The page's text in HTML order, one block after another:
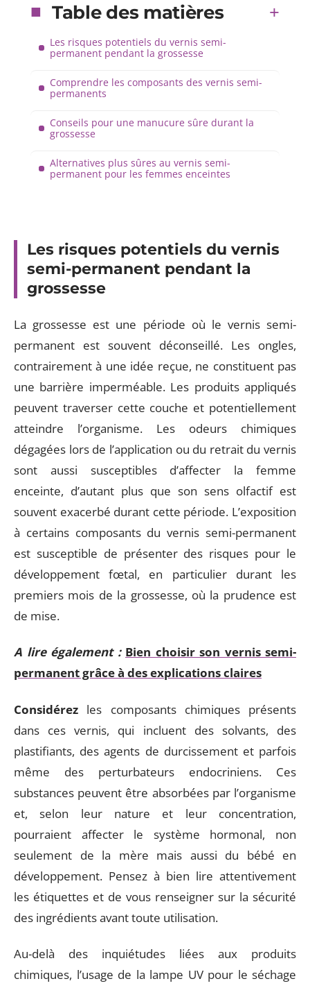
Table des matières
Les risques potentiels du vernis semi-
permanent pendant la grossesse
Comprendre les composants des vernis semi-
permanents
Conseils pour une manucure sûre durant la
grossesse
Alternatives plus sûres au vernis semi-
permanent pour les femmes enceintes
Les risques potentiels du vernis
semi-permanent pendant la
grossesse
La grossesse est une période où le vernis semi-
permanent est souvent déconseillé. Les ongles,
contrairement à une idée reçue, ne constituent pas
une barrière imperméable. Les produits appliqués
peuvent traverser cette couche et potentiellement
atteindre l’organisme. Les odeurs chimiques
dégagées lors de l’application ou du retrait du vernis
sont aussi susceptibles d’affecter la femme
enceinte, d’autant plus que son sens olfactif est
souvent exacerbé durant cette période. L’exposition
à certains composants du vernis semi-permanent
est susceptible de présenter des risques pour le
développement fœtal, en particulier durant les
premiers mois de la grossesse, où la prudence est
de mise.
A lire également : Bien choisir son vernis semi-
permanent grâce à des explications claires
Considérez les composants chimiques présents
dans ces vernis, qui incluent des solvants, des
plastifiants, des agents de durcissement et parfois
même des perturbateurs endocriniens. Ces
substances peuvent être absorbées par l’organisme
et, selon leur nature et leur concentration,
pourraient affecter le système hormonal, non
seulement de la mère mais aussi du bébé en
développement. Pensez à bien lire attentivement
les étiquettes et de vous renseigner sur la sécurité
des ingrédients avant toute utilisation.
Au-delà des inquiétudes liées aux produits
chimiques, l’usage de la lampe UV pour le séchage